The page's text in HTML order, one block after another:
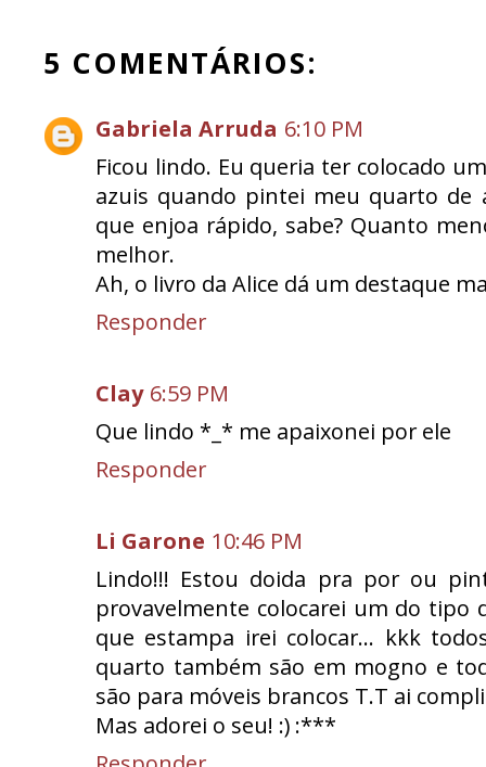
5 COMENTÁRIOS:
Gabriela Arruda 6:10 PM
Ficou lindo. Eu queria ter colocado
azuis quando pintei meu quarto de
que enjoa rápido, sabe? Quanto
melhor.
Ah, o livro da Alice dá um destaque
Responder
Clay 6:59 PM
Que lindo *_* me apaixonei por ele
Responder
Li Garone 10:46 PM
Lindo!!! Estou doida pra por ou
provavelmente colocarei um do tipo
que estampa irei colocar... kkk
quarto também são em mogno e
são para móveis brancos T.T ai
Mas adorei o seu! :) :***